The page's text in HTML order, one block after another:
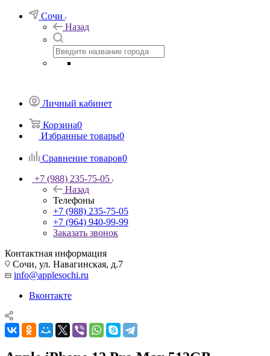
Сочи
Назад
Личный кабинет
Корзина0
Избранные товары0
Сравнение товаров0
+7 (988) 235-75-05
Назад
Телефоны
+7 (988) 235-75-05
+7 (964) 940-99-99
Заказать звонок
Контактная информация
Сочи, ул. Навагинская, д.7
info@applesochi.ru
Вконтакте